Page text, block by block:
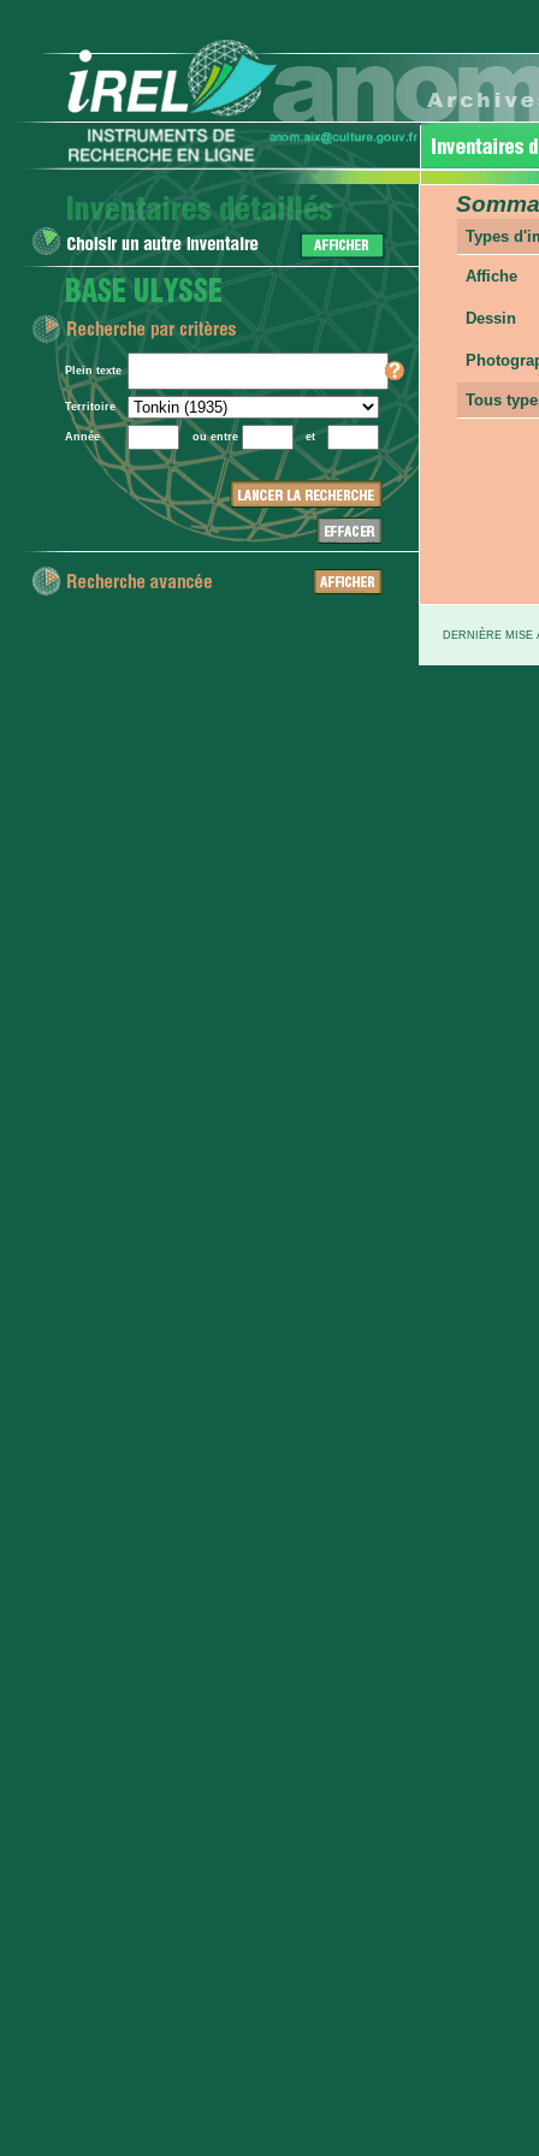
Plein texte
Territoire
Année ou entre et
Types
Affiche
Dessin
Tous
DERNIÈRE MISE